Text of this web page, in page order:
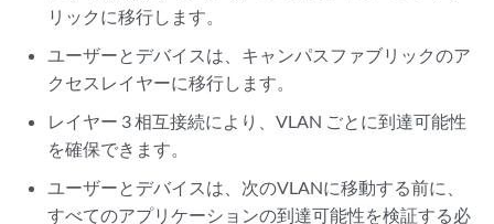
リックに移行します。
ユーザーとデバイスは、キャンパスファブリックのア
クセスレイヤーに移行します。
レイヤー 3 相互接続により、VLAN ごとに到達可能性
を確保できます。
ユーザーとデバイスは、次のVLANに移動する前に、
すべてのアプリケーションの到達可能性を検証する必